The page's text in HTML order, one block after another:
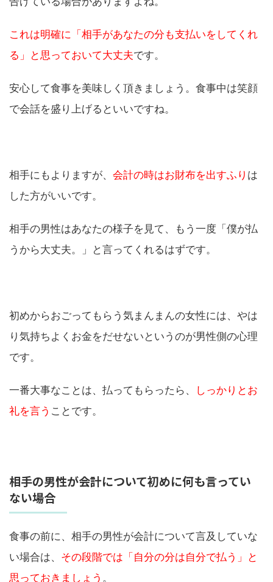
これは明確に「相手があなたの分も支払いをしてくれ
る」と思っておいて大丈夫です。
安心して食事を美味しく頂きましょう。食事中は笑顔
で会話を盛り上げるといいですね。
相手にもよりますが、 会計の時はお財布を出すふり は
した方がいいです。
相手の男性はあなたの様子を見て、もう一度「僕が払
うから大丈夫。」と言ってくれるはずです。
初めからおごってもらう気まんまんの女性には、やは
り気持ちよくお金をだせないというのが男性側の心理
です。
一番大事なことは、払ってもらったら、
しっかりとお
礼を言う ことです。
相手の男性が会計について初めに何も言ってい
ない場合
食事の前に、相手の男性が会計について言及していな
い場合は、 その段階では「自分の分は自分で払う」と
思っておきましょう 。